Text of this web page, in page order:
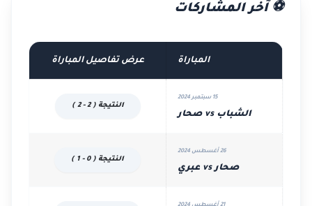
⚽ آخر المشاركات
المباراة عرض تفاصيل المباراة
15 سبتمبر 2024
الشباب vs صحار
النتيجة ( 2 - 2 )
26 أغسطس 2024
صحار vs عبري
النتيجة ( 0 - 1 )